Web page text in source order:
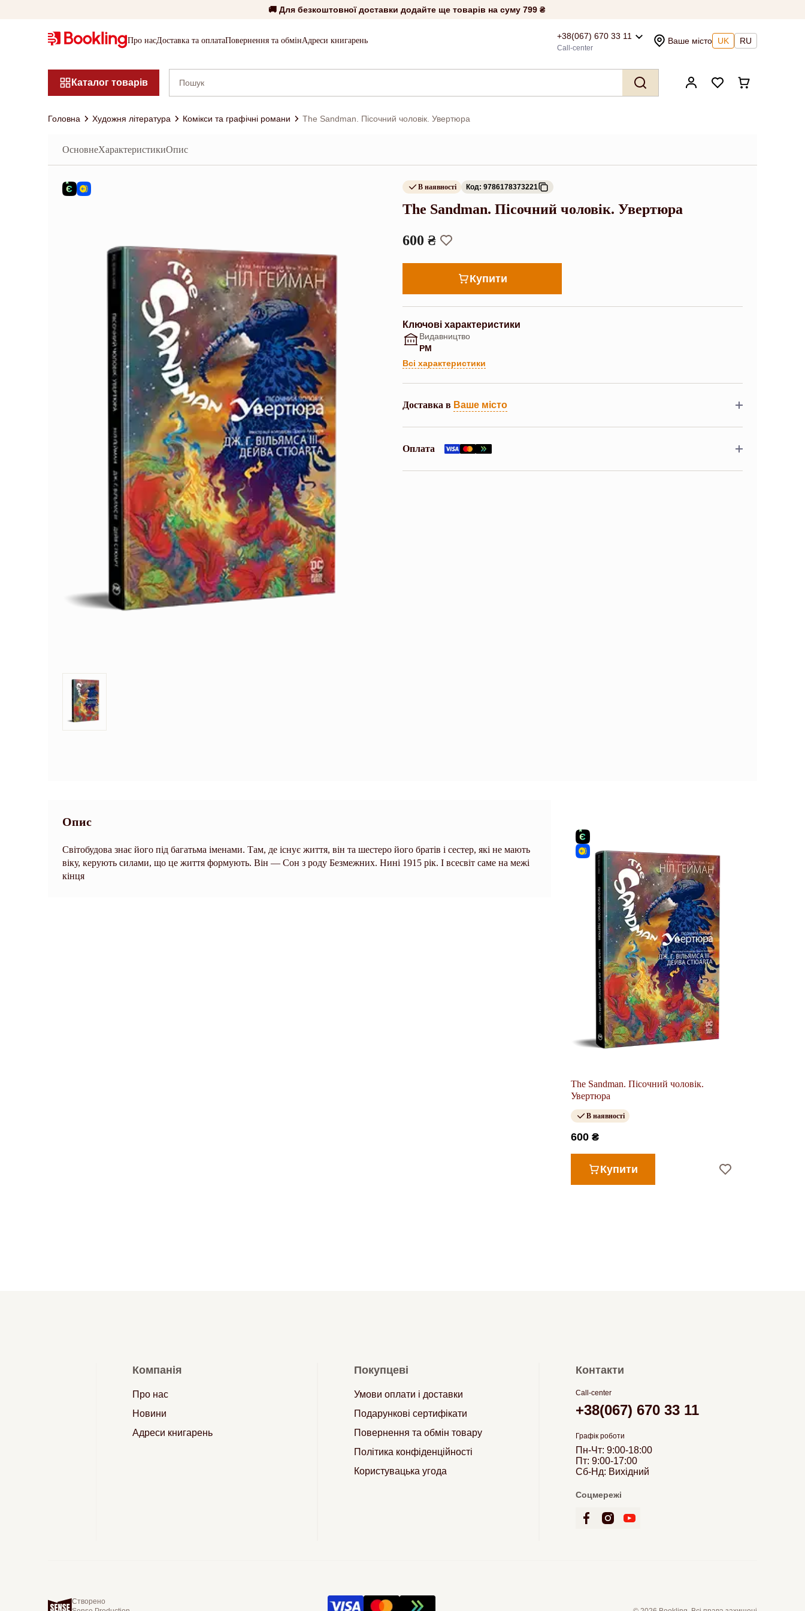
🚚 Для безкоштовної доставки додайте ще товарів на суму 799 ₴
Про насДоставка та оплатаПовернення та обмінАдреси книгарень +38(067) 670 33 11
Call-center
Ваше місто UK RU
Каталог товарів
Головна Художня література Комікси та графічні романи The Sandman. Пісочний чоловік. Увертюра
ОсновнеХарактеристикиОпис
В наявності Код: 9786178373221
The Sandman. Пісочний чоловік. Увертюра
600 ₴
Купити
Ключові характеристики
Видавництво
РМ
Всі характеристики
Доставка в Ваше місто
Оплата
Опис
Світобудова знає його під багатьма іменами. Там, де існує життя, він та шестеро його братів і сестер, які не мають
віку, керують силами, що це життя формують. Він — Сон з роду Безмежних. Нині 1915 рік. І всесвіт саме на межі
кінця
The Sandman. Пісочний чоловік.
Увертюра
В наявності
600 ₴
Купити
Компанія
Про нас
Новини
Адреси книгарень
Покупцеві
Умови оплати і доставки
Подарункові сертифікати
Повернення та обмін товару
Політика конфіденційності
Користувацька угода
Контакти
Call-center
+38(067) 670 33 11
Графік роботи
Пн-Чт: 9:00-18:00
Пт: 9:00-17:00
Сб-Нд: Вихідний
Соцмережі
Створено